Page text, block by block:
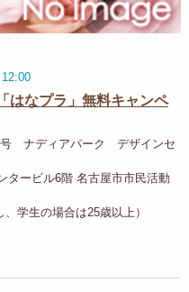
はなプラ」無料キャンペ
号 ナディアパーク デザインセ
タービル6階 名古屋市市民活動
学生の場合は25歳以上）